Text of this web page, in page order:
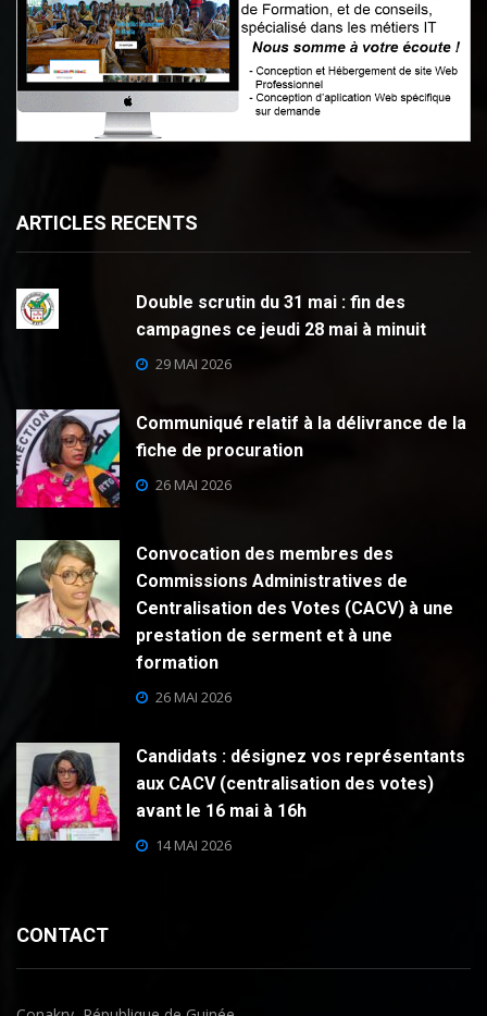
ARTICLES RECENTS
Double scrutin du 31 mai : fin des
campagnes ce jeudi 28 mai à minuit
29 MAI 2026
Communiqué relatif à la délivrance de la
fiche de procuration
26 MAI 2026
Convocation des membres des
Commissions Administratives de
Centralisation des Votes (CACV) à une
prestation de serment et à une
formation
26 MAI 2026
Candidats : désignez vos représentants
aux CACV (centralisation des votes)
avant le 16 mai à 16h
14 MAI 2026
CONTACT